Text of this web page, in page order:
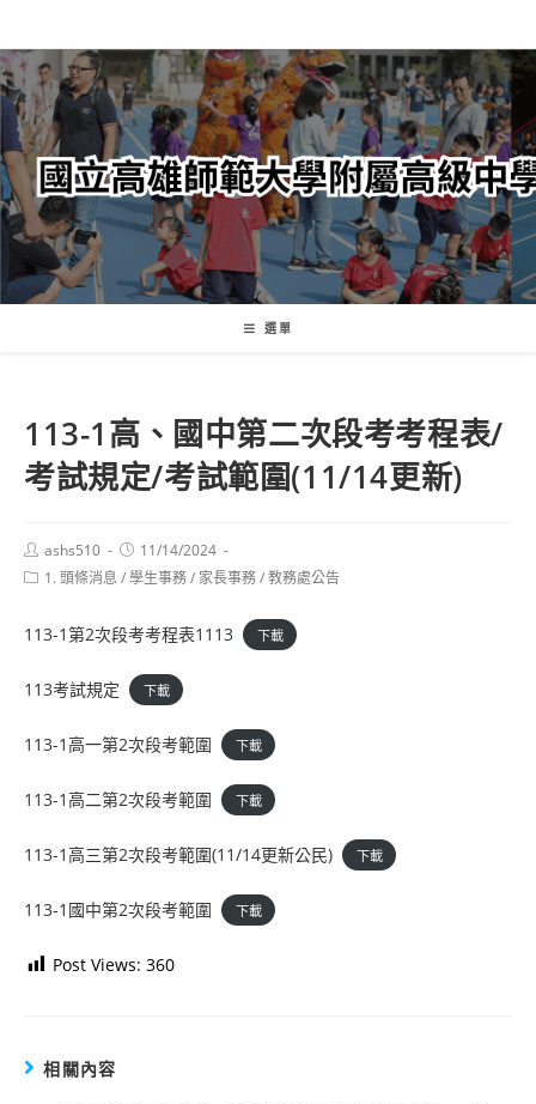
轉
至
主
內
容
選單
113-1高、國中第二次段考考程表/
考試規定/考試範圍(11/14更新)
Post
author:
ashs510
Post
published:
11/14/2024
Post1. 頭條消息 /學生事務/ 家長事務/教務處公告
113-1第2次段考考程表1113 下載
113考試規定 下載
113-1高一第2次段考範圍 下載
113-1高二第2次段考範圍 下載
113-1高三第2次段考範圍(11/14更新公民) 下載
113-1國中第2次段考範圍 下載
Post Views: 360
相關內容